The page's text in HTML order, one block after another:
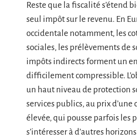
Reste que la fiscalité s’étend
seul impôt sur le revenu. En
occidentale notamment, les
sociales, les prélèvements de
impôts indirects forment un
difficilement compressible.
un haut niveau de protection
services publics, au prix d’une
élevée, qui pousse parfois les
s’intéresser à d’autres